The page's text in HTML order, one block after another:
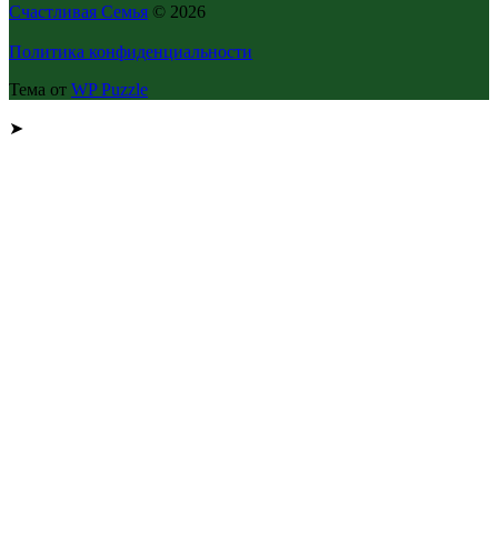
Счастливая Семья © 2026
Политика конфиденциальности
Тема от WP Puzzle
➤